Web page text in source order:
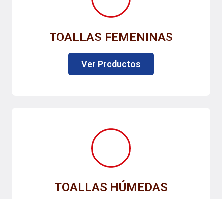
TOALLAS FEMENINAS
Ver Productos
TOALLAS HÚMEDAS